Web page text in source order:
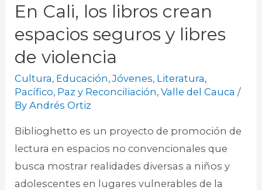
En Cali, los libros crean
espacios seguros y libres
de violencia
Cultura, Educación,Jóvenes, Literatura,
Pacífico, Paz y Reconciliación,Valle del Cauca /
ByAndrés Ortiz
Biblioghetto es un proyecto de promoción de
lectura en espacios no convencionales que
busca mostrar realidades diversas a niños y
adolescentes en lugares vulnerables de la